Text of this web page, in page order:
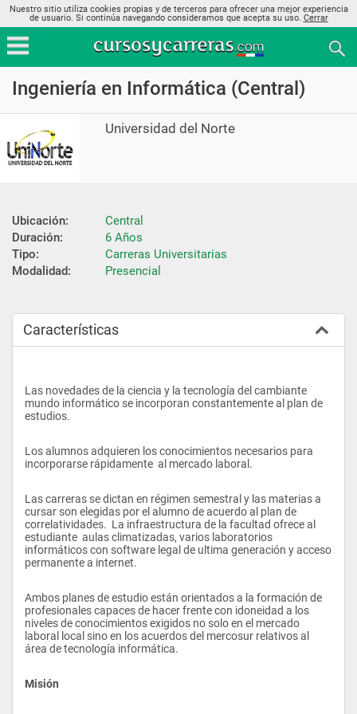
Nuestro sitio utiliza cookies propias y de terceros para ofrecer una mejor experiencia
de usuario. Si continúa navegando consideramos que acepta su uso. Cerrar
Ingeniería en Informática (Central)
Universidad del Norte
Ubicación:
Central
Duración:
6 Años
Tipo:
Carreras Universitarias
Modalidad:
Presencial
Características
Las novedades de la ciencia y la tecnología del cambiante
mundo informático se incorporan constantemente al plan de
estudios.
Los alumnos adquieren los conocimientos necesarios para
incorporarse rápidamente  al mercado laboral.
Las carreras se dictan en régimen semestral y las materias a
cursar son elegidas por el alumno de acuerdo al plan de
correlatividades.  La infraestructura de la facultad ofrece al
estudiante  aulas climatizadas, varios laboratorios
informáticos con software legal de ultima generación y acceso
permanente a internet.
Ambos planes de estudio están orientados a la formación de
profesionales capaces de hacer frente con idoneidad a los
niveles de conocimientos exigidos no solo en el mercado
laboral local sino en los acuerdos del mercosur relativos al
área de tecnología informática.
Misión